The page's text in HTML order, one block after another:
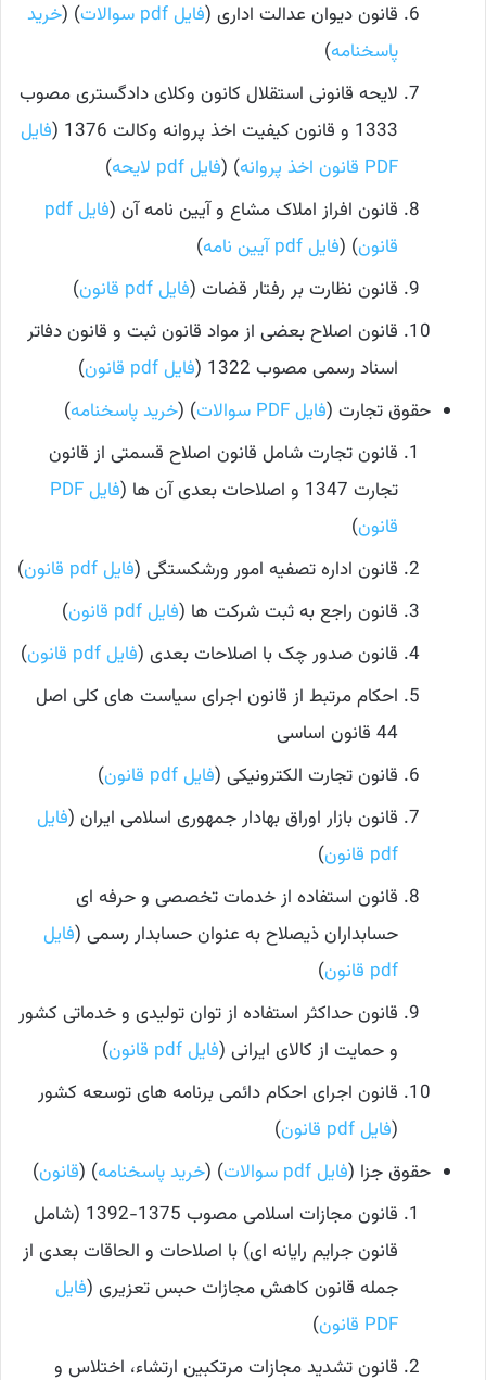
قانون دیوان عدالت اداری (فایل pdf سوالات ) (خرید
پاسخنامه)
لایحه قانونی استقلال کانون وکلای دادگستری مصوب
1333 و قانون کیفیت اخذ پروانه وکالت 1376 (
فایل
PDF قانون اخذ پروانه
) (فایل pdf لایحه
)
قانون افراز املاک مشاع و آیین نامه آن (
فایل pdf
قانون) (فایل pdf آیین نامه
)
قانون نظارت بر رفتار قضات (فایل pdf قانون
)
قانون اصلاح بعضی از مواد قانون ثبت و قانون دفاتر
اسناد رسمی مصوب 1322 (
فایل pdf قانون
)
حقوق تجارت (فایل PDF سوالات ) (خرید پاسخنامه)
قانون تجارت شامل قانون اصلاح قسمتی از قانون
تجارت 1347 و اصلاحات بعدی آن ها (
فایل PDF
قانون)
قانون اداره تصفیه امور ورشکستگی (فایل pdf قانون
)
قانون راجع به ثبت شرکت ها (فایل pdf قانون
)
قانون صدور چک با اصلاحات بعدی (فایل pdf قانون
)
احکام مرتبط از قانون اجرای سیاست های کلی اصل
44 قانون اساسی
قانون تجارت الکترونیکی (فایل pdf قانون
)
قانون بازار اوراق بهادار جمهوری اسلامی ایران (فایل
pdf قانون
)
قانون استفاده از خدمات تخصصی و حرفه ای
حسابداران ذیصلاح به عنوان حسابدار رسمی (فایل
pdf قانون
)
قانون حداکثر استفاده از توان تولیدی و خدماتی کشور
و حمایت از کالای ایرانی (فایل pdf قانون
)
قانون اجرای احکام دائمی برنامه های توسعه کشور
(فایل pdf قانون
)
حقوق جزا (فایل pdf سوالات ) (خرید پاسخنامه) (قانون)
قانون مجازات اسلامی مصوب 1375-1392 (شامل
قانون جرایم رایانه ای) با اصلاحات و الحاقات بعدی از
جمله قانون کاهش مجازات حبس تعزیری (فایل
PDF قانون
)
قانون تشدید مجازات مرتکبین ارتشاء، اختلاس و